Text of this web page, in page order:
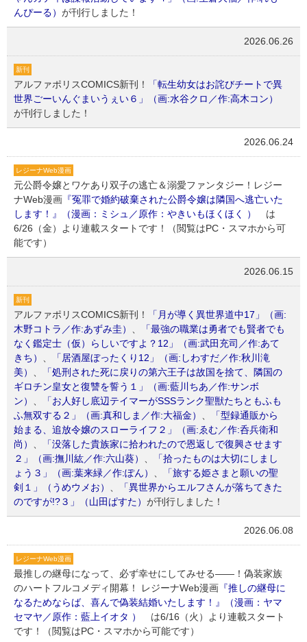
んぴーる） が刊行しました！
2026.06.26
新刊
アルファポリスCOMICS新刊！
「転生幼女はお詫びチートで異
世界ごーいんぐまいうぇい６」（画:水谷クロ／作:高木コン）
が刊行しました！
2026.06.24
レジーナWeb漫画
元公爵令嬢とワケあり双子の逃亡＆溺愛ファンタジー！レジー
ナWeb漫画 『冤罪で婚約破棄された公爵令嬢は隣国へ逃亡いた
します！』（漫画：ミシュ／原作：やきいもほくほく ） は
6/26（金）より連載スタートです！（閲覧はPC・スマホから可
能です）
2026.06.15
新刊
アルファポリスCOMICS新刊！
「月が導く異世界道中17」（画:
木野コトラ／作:あずみ圭）
「最強の職業は勇者でも賢者でも
なく鑑定士（仮）らしいですよ？12」（画:武田充司／作:あて
きち）
「居酒屋ぼったくり12」（画:しわすだ／作:秋川滝
美）
「処刑された死に戻りの第六王子は故国を捨て、隣国の
ギロチン皇女と復讐を誓う１」（画:藍川ちあ／作:サンボ
ン）
「お人好し底辺テイマーがSSSランク聖獣たちともふも
ふ無双する２」（画:真和しま／作:大福金）
「型録通販から
始まる、追放令嬢のスローライフ２」（画:ゑむ／作:呑兵衛和
尚）
「没落した貴族家に拾われたので恩返しで復興させます
２」（画:撫川紘／作:六山葵）
「拾ったものは大切にしまし
ょう３」（画:葉来緑／作:ぽん）
「旅する姫さまと願いの聖
剣１」（うめウメお）
「異世界からエルフさんが落ちてきた
のですが!?３」（山田ぱすた） が刊行しました！
2026.06.08
レジーナWeb漫画
最推しの継母になって、必ず幸せにしてみせる――！偽装家族
のハートフルコメディ開幕！ レジーナWeb漫画 『推しの継母に
なるためならば、喜んで偽装結婚いたします！』（漫画：ヤマ
セマヤ／原作：藍上イオタ ） は6/16（火）より連載スタート
です！（閲覧はPC・スマホから可能です）